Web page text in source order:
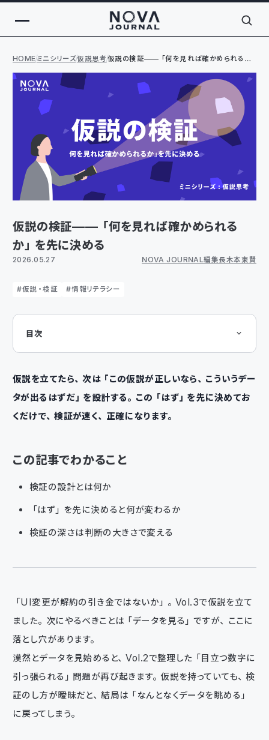
HOMEミニシリーズ仮説思考仮説の検証——「何を見れば確かめられる
仮説の検証——「何を見れば確かめられる
か」を先に決める
2026.05.27 NOVA JOURNAL編集長 木本 東賢
仮説・検証 情報リテラシー
目次
検証の設計とは何か
検証は「最小限」から始める
検証結果の読み方
AIに検証を手伝わせる
仮説を立てたら、次は「この仮説が正しいなら、こういうデー
タが出るはずだ」を設計する。この「はず」を先に決めてお
くだけで、検証が速く、正確になります。
この記事でわかること
検証の設計とは何か
「はず」を先に決めると何が変わるか
検証の深さは判断の大きさで変える
「UI変更が解約の引き金ではないか」。Vol.3で仮説を立て
ました。次にやるべきことは「データを見る」ですが、ここに
落とし穴があります。
漠然とデータを見始めると、Vol.2で整理した「目立つ数字に
引っ張られる」問題が再び起きます。仮説を持っていても、検
証のし方が曖昧だと、結局は「なんとなくデータを眺める」
に戻ってしまう。